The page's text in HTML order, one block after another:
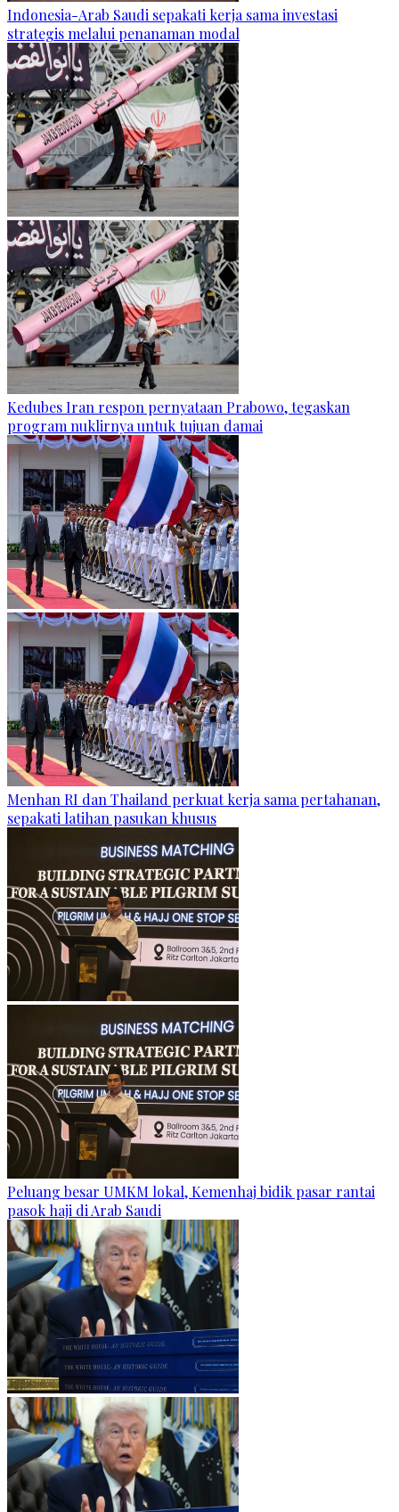
Indonesia-Arab Saudi sepakati kerja sama investasi
strategis melalui penanaman modal
Kedubes Iran respon pernyataan Prabowo, tegaskan
program nuklirnya untuk tujuan damai
Menhan RI dan Thailand perkuat kerja sama pertahanan,
sepakati latihan pasukan khusus
Peluang besar UMKM lokal, Kemenhaj bidik pasar rantai
pasok haji di Arab Saudi